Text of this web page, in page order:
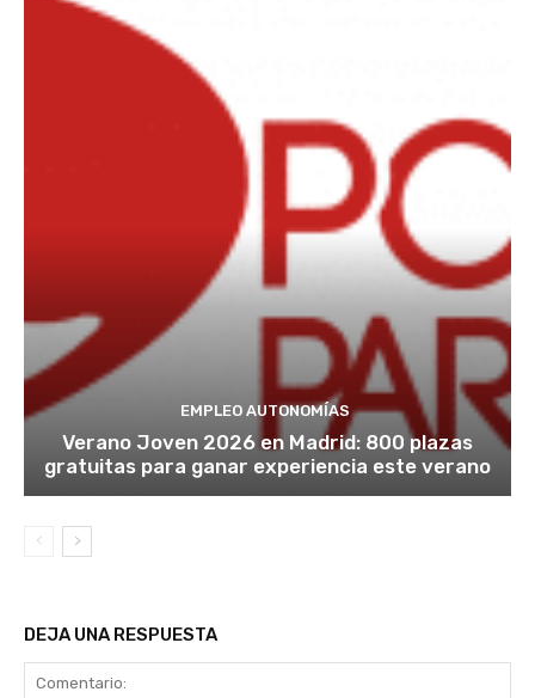
EMPLEO AUTONOMÍAS
Verano Joven 2026 en Madrid: 800 plazas
gratuitas para ganar experiencia este verano
DEJA UNA RESPUESTA